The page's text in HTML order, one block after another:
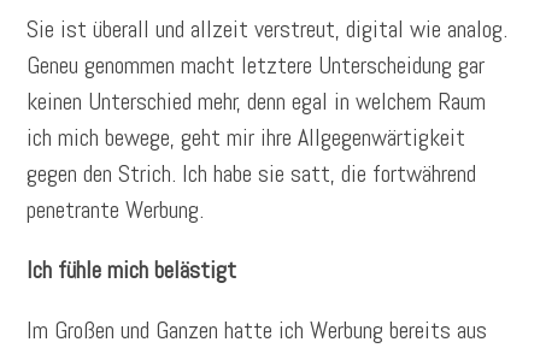
Sie ist überall und allzeit verstreut, digital wie analog.
Geneu genommen macht letztere Unterscheidung gar
keinen Unterschied mehr, denn egal in welchem Raum
ich mich bewege, geht mir ihre Allgegenwärtigkeit
gegen den Strich. Ich habe sie satt, die fortwährend
penetrante Werbung.
Ich fühle mich belästigt
Im Großen und Ganzen hatte ich Werbung bereits aus